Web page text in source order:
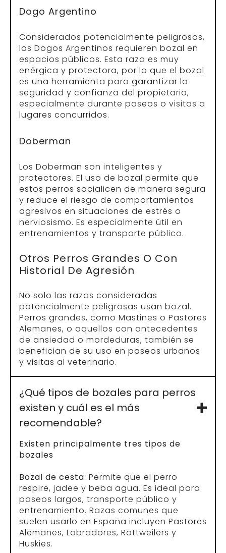
Dogo Argentino
Considerados potencialmente peligrosos,
los Dogos Argentinos requieren bozal en
espacios públicos. Esta raza es muy
enérgica y protectora, por lo que el bozal
es una herramienta para garantizar la
seguridad y confianza del propietario,
especialmente durante paseos o visitas a
lugares concurridos.
Doberman
Los Doberman son inteligentes y
protectores. El uso de bozal permite que
estos perros socialicen de manera segura
y reduce el riesgo de comportamientos
agresivos en situaciones de estrés o
nerviosismo. Es especialmente útil en
entrenamientos y transporte público.
Otros Perros Grandes O Con
Historial De Agresión
No solo las razas consideradas
potencialmente peligrosas usan bozal.
Perros grandes, como Mastines o Pastores
Alemanes, o aquellos con antecedentes
de ansiedad o mordeduras, también se
benefician de su uso en paseos urbanos
y visitas al veterinario.
¿Qué tipos de bozales para perros
existen y cuál es el más
recomendable?
Existen principalmente tres tipos de
bozales
Bozal de cesta: Permite que el perro
respire, jadee y beba agua. Es ideal para
paseos largos, transporte público y
entrenamiento. Razas comunes que
suelen usarlo en España incluyen Pastores
Alemanes, Labradores, Rottweilers y
Huskies.